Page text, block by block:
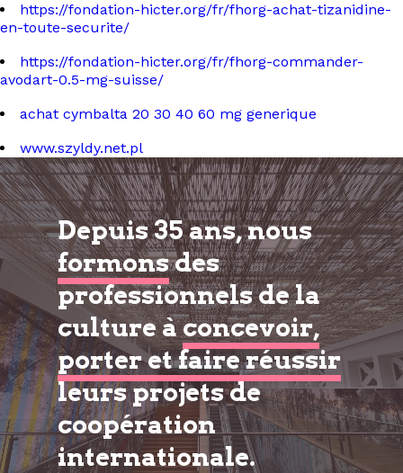
https://fondation-hicter.org/fr/fhorg-achat-tizanidine-
en-toute-securite/
https://fondation-hicter.org/fr/fhorg-commander-
avodart-0.5-mg-suisse/
achat cymbalta 20 30 40 60 mg generique
www.szyldy.net.pl
Depuis 35 ans, nous
formonsdes
professionnels de la
culture àconcevoir,
porter et faire réussir
leurs projets de
coopération
internationale.